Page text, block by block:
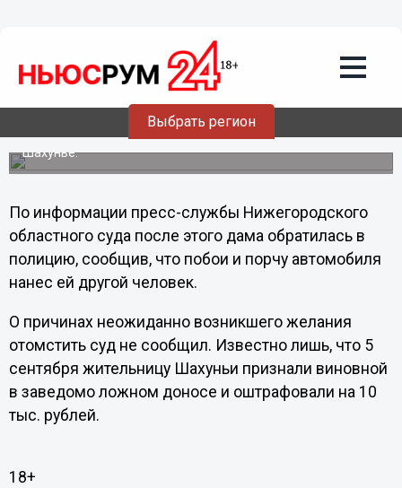
Выбрать регион
Жительница Нижегородской области
калечила себя, чтобы отомстить
родственникам сожителя
Для этого она села за руль своего автомобиля и,
разогнавшись, въехала в гараж. При этом ревнивица
ударилась о рулевое колесо. События происходили в
Шахунье.
По информации пресс-службы Нижегородского
областного суда после этого дама обратилась в
полицию, сообщив, что побои и порчу автомобиля
нанес ей другой человек.
О причинах неожиданно возникшего желания
отомстить суд не сообщил. Известно лишь, что 5
сентября жительницу Шахуньи признали виновной
в заведомо ложном доносе и оштрафовали на 10
тыс. рублей.
18+